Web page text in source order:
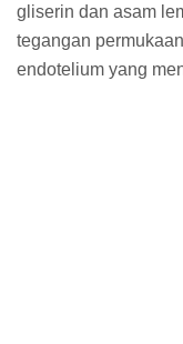
gliserin dan asam
tegangan
endotelium yang